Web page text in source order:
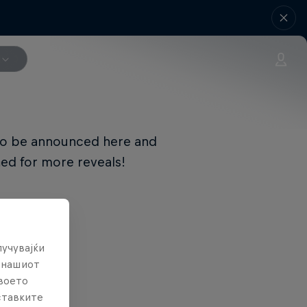
be announced here and
for more reveals!
нашиот